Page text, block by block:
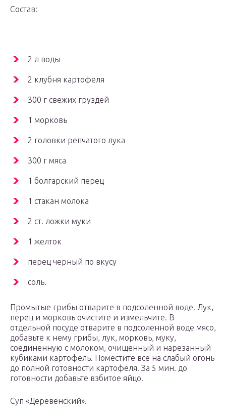
Состав:
2 л воды
2 клубня картофеля
300 г свежих груздей
1 морковь
2 головки репчатого лука
300 г мяса
1 болгарский перец
1 стакан молока
2 ст. ложки муки
1 желток
перец черный по вкусу
соль.
Промытые грибы отварите в подсоленной воде. Лук,
перец и морковь очистите и измельчите. В
отдельной посуде отварите в подсоленной воде мясо,
добавьте к нему грибы, лук, морковь, муку,
соединенную с молоком, очищенный и нарезанный
кубиками картофель. Поместите все на слабый огонь
до полной готовности картофеля. За 5 мин. до
готовности добавьте взбитое яйцо.
Суп «Деревенский».